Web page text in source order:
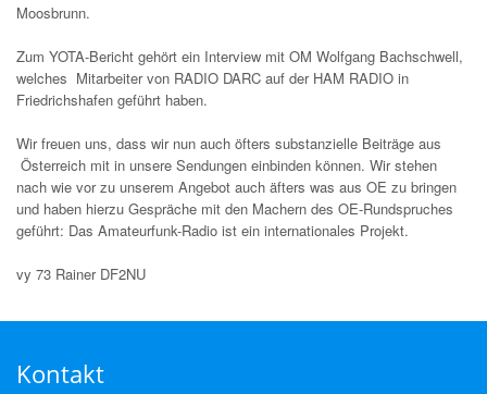
Moosbrunn.
Zum YOTA-Bericht gehört ein Interview mit OM Wolfgang Bachschwell,
welches Mitarbeiter von RADIO DARC auf der HAM RADIO in
Friedrichshafen geführt haben.
Wir freuen uns, dass wir nun auch öfters substanzielle Beiträge aus
Österreich mit in unsere Sendungen einbinden können. Wir stehen
nach wie vor zu unserem Angebot auch äfters was aus OE zu bringen
und haben hierzu Gespräche mit den Machern des OE-Rundspruches
geführt: Das Amateurfunk-Radio ist ein internationales Projekt.
vy 73 Rainer DF2NU
Kontakt